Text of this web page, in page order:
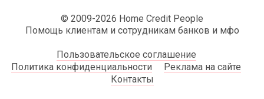
© 2009-2026 Home Credit People
Помощь клиентам и сотрудникам банков и мфо
Пользовательское соглашение
Политика конфиденциальности
Реклама на сайте
Контакты